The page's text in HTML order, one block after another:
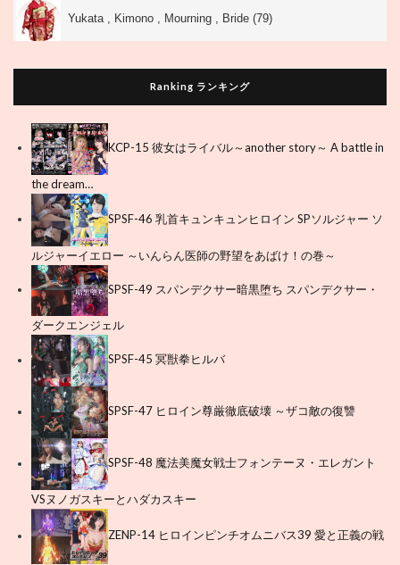
Yukata , Kimono , Mourning , Bride (79)
Ranking ランキング
KCP-15 彼女はライバル～another story～ A battle in
the dream…
SPSF-46 乳首キュンキュンヒロイン SPソルジャー ソ
ルジャーイエロー ～いんらん医師の野望をあばけ！の巻～
SPSF-49 スパンデクサー暗黒堕ち スパンデクサー・
ダークエンジェル
SPSF-45 冥獣拳ヒルバ
SPSF-47 ヒロイン尊厳徹底破壊 ～ザコ敵の復讐
SPSF-48 魔法美魔女戦士フォンテーヌ・エレガント
VSヌノガスキーとハダカスキー
ZENP-14 ヒロインピンチオムニバス39 愛と正義の戦